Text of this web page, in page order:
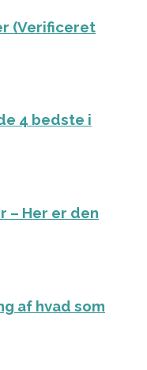
(Verificeret
4 bedste i
– Her er den
af hvad som